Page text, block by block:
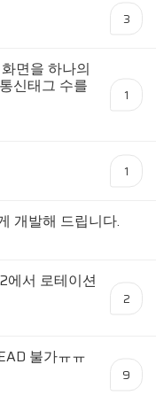
3
면을 하나의
신태그 수를 1
1
개발해 드립니다.
에서 로테이션
2
불가ㅠㅠ
9